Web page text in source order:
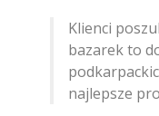
Klienci
bazarek to
najlepsze